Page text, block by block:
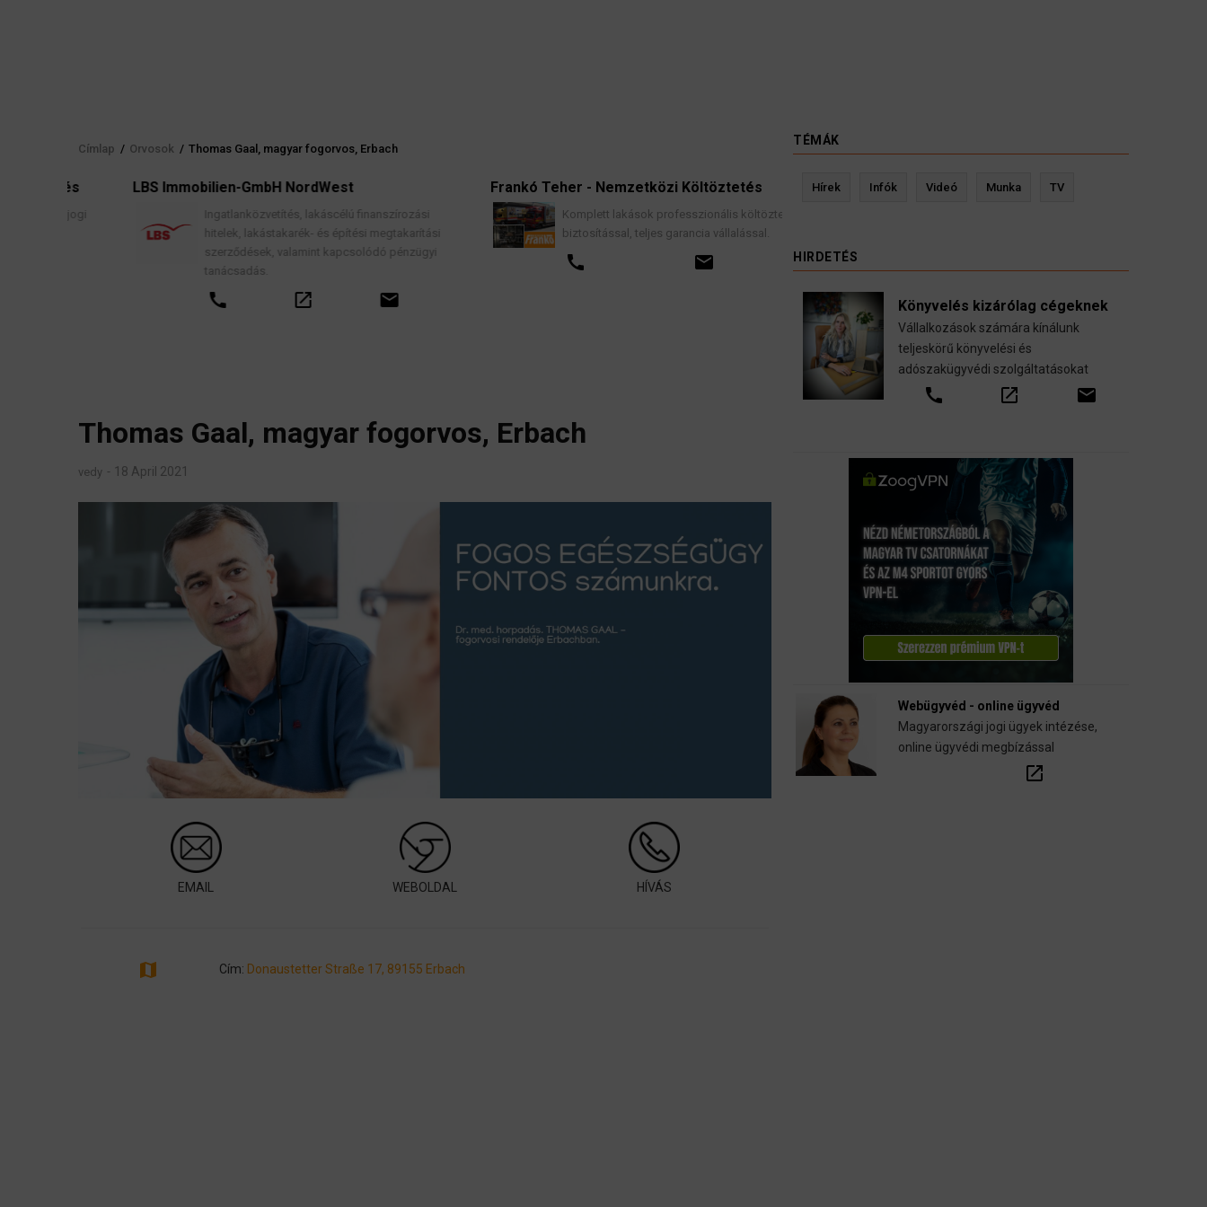
Morzsa
Címlap / Orvosok / Thomas Gaal, magyar fogorvos, Erbach
LBS Immobilien-GmbH NordWest
Ingatlanközvetítés, lakáscélú finanszírozási
hitelek, lakástakarék- és építési megtakarítási
szerződések, valamint kapcsolódó pénzügyi
tanácsadás.
Frankó Teher - Nemzetközi Költöztetés
Komplett lakások professzionális költöztetése
biztosítással, teljes garancia vállalással.
Kevin Ressler biztosítási szakértő
Thomas Gaal, magyar fogorvos, Erbach
vedy 18 April 2021
EMAIL WEBOLDAL HÍVÁS
map Cím: Donaustetter Straße 17, 89155 Erbach
TÉMÁK
Hírek Infók Videó Munka TV
HIRDETÉS
Könyvelés kizárólag cégeknek
Vállalkozások számára kínálunk
teljeskörű könyvelési és
adószakügyvédi szolgáltatásokat
call open_in_new email
Webügyvéd - online ügyvéd
Magyarországi jogi ügyek intézése,
online ügyvédi megbízással
open_in_new